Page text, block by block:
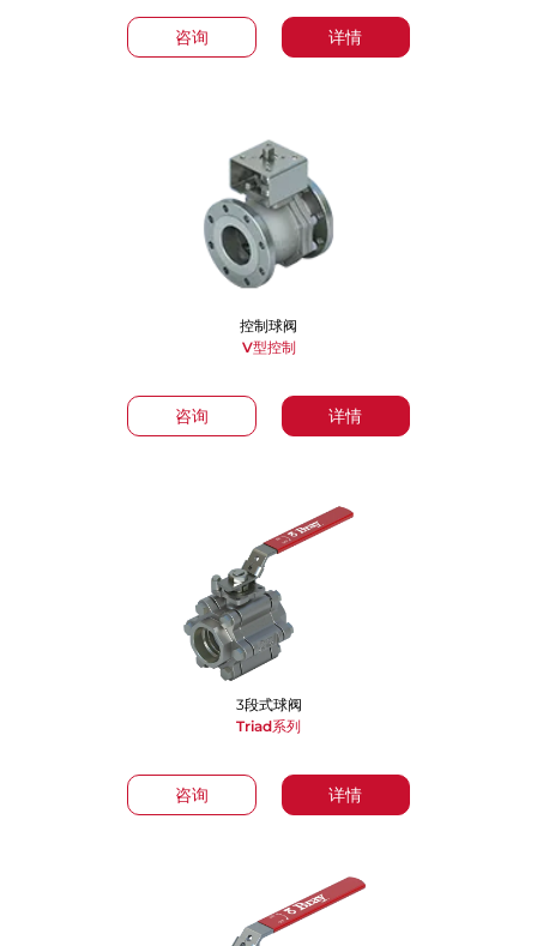
咨询 详情
咨询 详情
控制球阀
V型控制
咨询 详情
3段式球阀
Triad系列